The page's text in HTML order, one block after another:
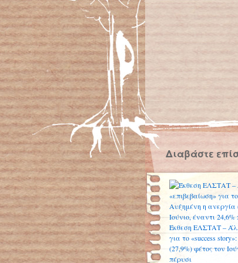
Διαβάστε
Έκθεση ΕΛΣΤΑΤ –
για το «success
(27,9%) φέτος τον
πέρυσι